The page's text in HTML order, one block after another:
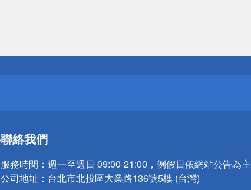
聯絡我們
服務時間： 週一至週日 09:00-21:00，例假日依網站公告為主
公司地址： 台北市北投區大業路136號5樓 (台灣)